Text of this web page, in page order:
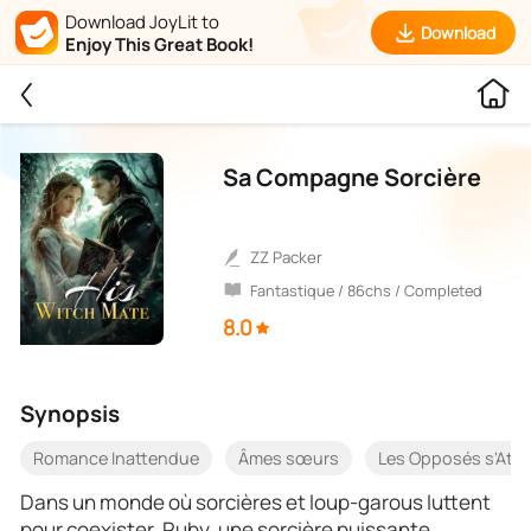
Download JoyLit to
Enjoy This Great Book!
Download
Sa Compagne Sorcière
ZZ Packer
Fantastique / 86chs / Completed
8.0
Synopsis
Romance Inattendue Âmes sœurs Les Opposés
Dans un monde où sorcières et loup-garous luttent